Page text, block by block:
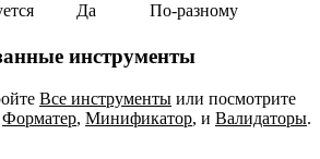
Да По‑разному
инструменты
Все инструменты или посмотрите
Форматер, Минификатор, и Валидаторы.